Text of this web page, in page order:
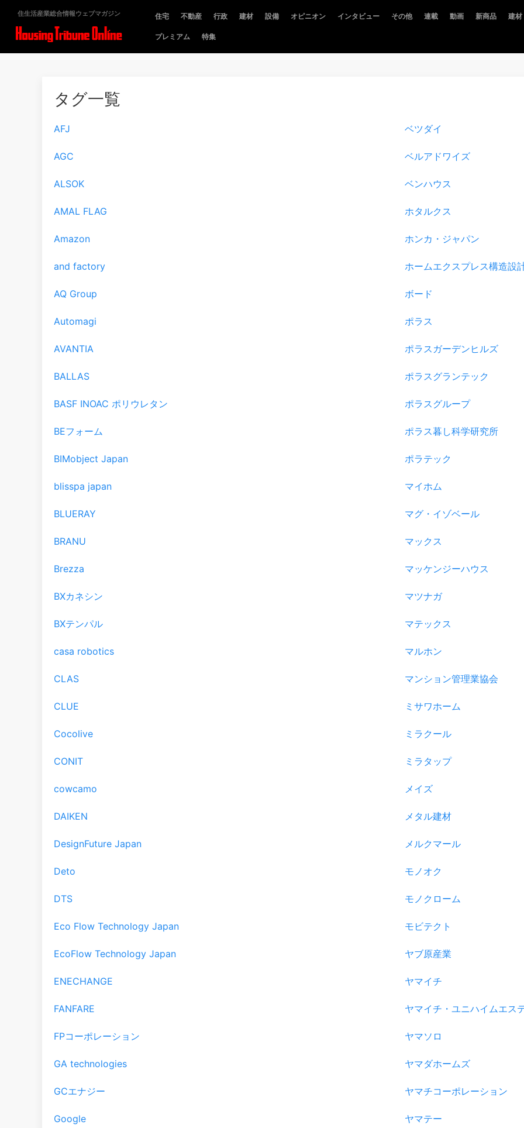
住生活産業総合情報ウェブマガジン 住宅 不動産 行政 建材 設備 オピニオン インタビュー その他 連載 動画 新商品 建材
プレミアム 特集
タグ一覧
AFJ
AGC
ALSOK
AMAL FLAG
Amazon
and factory
AQ Group
Automagi
AVANTIA
BALLAS
BASF INOAC ポリウレタン
BEフォーム
BIMobject Japan
blisspa japan
BLUERAY
BRANU
Brezza
BXカネシン
BXテンパル
casa robotics
CLAS
CLUE
Cocolive
CONIT
cowcamo
DAIKEN
DesignFuture Japan
Deto
DTS
Eco Flow Technology Japan
EcoFlow Technology Japan
ENECHANGE
FANFARE
FPコーポレーション
GA technologies
GCエナジー
Google
ベツダイ
ベルアドワイズ
ベンハウス
ホタルクス
ホンカ・ジャパン
ホームエクスプレス構造設
ボード
ポラス
ポラスガーデンヒルズ
ポラスグランテック
ポラスグループ
ポラス暮し科学研究所
ポラテック
マイホム
マグ・イゾベール
マックス
マッケンジーハウス
マツナガ
マテックス
マルホン
マンション管理業協会
ミサワホーム
ミラクール
ミラタップ
メイズ
メタル建材
メルクマール
モノオク
モノクローム
モビテクト
ヤブ原産業
ヤマイチ
ヤマイチ・ユニハイムエス
ヤマソロ
ヤマダホームズ
ヤマチコーポレーション
ヤマテー